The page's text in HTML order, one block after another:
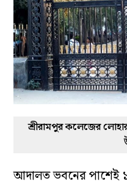
শ্রীরামপুর কলেজের
আদালত ভবনের পাশেই